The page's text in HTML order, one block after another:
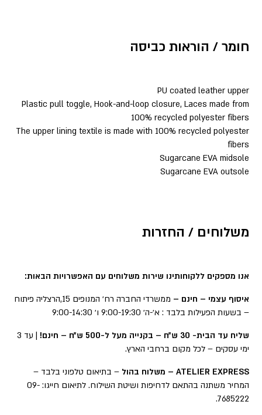
חומר / הוראות כביסה
PU coated leather upper
Plastic pull toggle, Hook-and-loop closure, Laces made from
100% recycled polyester fibers
The upper lining textile is made with 100% recycled polyester
fibers
Sugarcane EVA midsole
Sugarcane EVA outsole
משלוחים / החזרות
אנו מספקים ללקוחותינו שירות משלוחים עם האפשרויות הבאות:
איסוף עצמי – חינם –
ממשרדי החברה רח׳ המנופים 15,הרצליה פיתוח
– בשעות הפעילות בלבד : א׳-ה׳ 9:00-19:30 ו׳ 9:00-14:30
שליח עד הבית- 30 ש״ח – בקנייה מעל ל-500 ש״ח – חינם!
| עד 3
ימי עסקים – לכל מקום ברחבי הארץ.
ATELIER EXPRESS – משלוח בהול
– בתיאום טלפוני בלבד –
המחיר משתנה בהתאם לדחיפות ושיטת השילוח. לתיאום חייגו: 09-
7685222.